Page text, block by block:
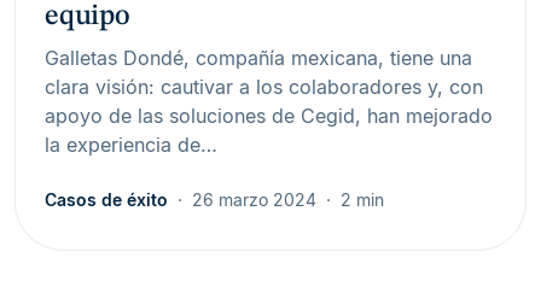
equipo
Galletas Dondé, compañía mexicana, tiene una
clara visión: cautivar a los colaboradores y, con
apoyo de las soluciones de Cegid, han mejorado
la experiencia de…
Casos de éxito 26 marzo 2024 2 min